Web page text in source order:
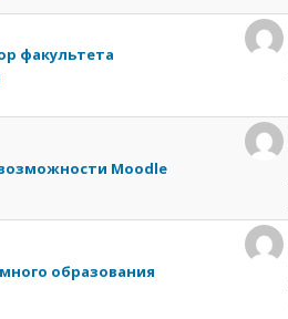
факультета
Moodle
образования